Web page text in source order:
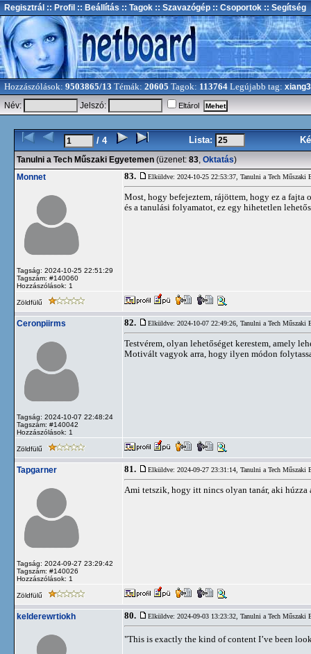
Regisztrál :: Profil :: Beállítás :: Tagok :: Szavazógép :: Csoportok :: Segítség
Hozzászólások: 9503865/13 Témák: 20605 Tagok: 113764 Legújabb tag:
Név:
Jelszó: Eltárol
/ 4 Lista:
Tanulni a Tech Műszaki Egyetemen (üzenet: 83, Oktatás)
Monnet
Tagság: 2024-10-25 22:51:29
Tagszám: #140060
Hozzászólások: 1
83. Elküldve: 2024-10-25 22:53:37, Tanulni a Tech Műszaki
Most, hogy befejeztem, rájöttem, hogy ez a fajta
és a tanulási folyamatot, ez egy hihetetlen
Zöldfülű
Ceronpiirms
Tagság: 2024-10-07 22:48:24
Tagszám: #140042
Hozzászólások: 1
82. Elküldve: 2024-10-07 22:49:26, Tanulni a Tech Műszaki
Testvérem, olyan lehetőséget kerestem, amely
Motivált vagyok arra, hogy ilyen módon
Zöldfülű
Tapgarner
Tagság: 2024-09-27 23:29:42
Tagszám: #140026
Hozzászólások: 1
81. Elküldve: 2024-09-27 23:31:14, Tanulni a Tech Műszaki
Ami tetszik, hogy itt nincs olyan tanár, aki
Zöldfülű
kelderewrtiokh 80. Elküldve: 2024-09-03 13:23:32, Tanulni a Tech Műszaki
"This is exactly the kind of content I’ve been